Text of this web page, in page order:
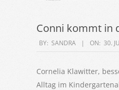
Conni kommt in
2022-
30
BY: SANDRA ON: 30.
Cornelia Klawitter,
Alltag im